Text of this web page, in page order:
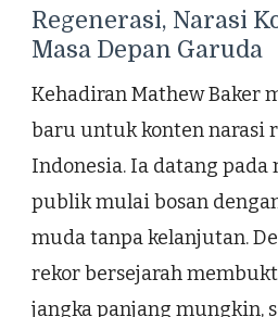
Regenerasi, Narasi
Masa Depan Garuda
Kehadiran Mathew Baker
baru untuk konten narasi
Indonesia. Ia datang pada
publik mulai bosan
muda tanpa kelanjutan.
rekor bersejarah
jangka panjang mungkin,